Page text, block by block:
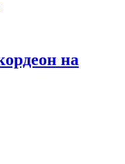
на